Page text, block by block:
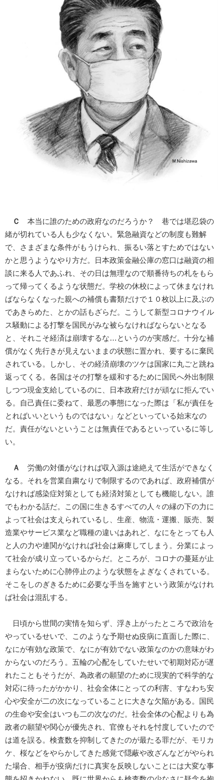
Ｃ
本当に誰のための政府なのだろうか？ 巷では堪忍袋の
緒が切れている人も少なくない。緊急融資などの制度も難解
で、さまざまな条件がもうけられ、振るい落とすためではない
かと思うようなやり方だ。日本政策金融公庫の窓口は融資の相
談に来る人であふれ、その日は無理なので順番待ちの札をもら
って帰ってくるような状態だ。学校の休校によって休まなけれ
ばならなくなった親への補償も書類だけで１０枚以上に及ぶの
であきらめた、とかの話もざらだ。こうして新型コロナウイル
ス騒動による打撃を国民がみな被らなければならないとなる
と、それこそ経済は崩壊するな…というのが実感だ。十分な補
償がなく先行きが見えないままの状態に置かれ、要するに棄民
されている。しかし、その経済崩壊のツケは国家に丸ごと跳ね
返ってくる。各国はその打撃を緩和するために国民へ外出制限
しつつ現金支給しているのに、日本政府だけが頑なに拒んでい
る。自己責任に委ねて、最悪の事態になった際は「私が責任を
とればいいというものではない」などといっている始末なの
だ。責任がないということは無責任であるといっているに等し
い。
Ａ
労働の対価がなければ収入源は途絶えて生活ができなく
なる。それを営業自粛なりで制限するのであれば、政府補償が
なければ感染症対策としても経済対策としても機能しない。誰
でもわかる話だ。この国に生きるすべての人々の縁の下の力に
よって社会は支えられているし、生産、物流・運搬、販売、製
造業やサービス業など職種の違いはあれど、なにをとっても人
と人の力や連関がなければ社会は麻痺してしまう。分業によっ
て社会が成り立っているからだ。ところが、コロナの蔓延が止
まらないために心肺停止のような状態をよぎなくされている。
そこをしのぎきるために必要な手当を施すという政策がなけれ
ば社会は混乱する。
日頃から世間の実情を知らず、浮き上がったところで政治を
やっているせいで、このような予期せぬ疫病に直面した際に、
なにが有効な政策で、なにが有効でない政策なのかの意味がわ
からないのだろう。五輪の心配をしていたせいで初期対応が遅
れたこともそうだが、為政者の願望のために現実的で科学的な
対応に待ったがかかり、社会全体にとっての利害、すなわち安
心や安全が二の次になっていることに大きな欠陥がある。国民
の生命や安全はいつも二の次なのだ。社会全体の心配よりも為
政者の願望や関心が優先され、官僚もそれを忖度していたので
は道を誤る。検査数を抑制してきたのが最たる罪だが、モリカ
ケ、桜などをやらかしてきた感覚で隠蔽や改ざんなどがやられ
た場合、相手が疫病だけに真実を反映しないことには大変な事